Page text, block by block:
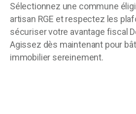
Sélectionnez une commune
artisan RGE et respectez les
sécuriser votre avantage fiscal
Agissez dès maintenant pour
immobilier sereinement.